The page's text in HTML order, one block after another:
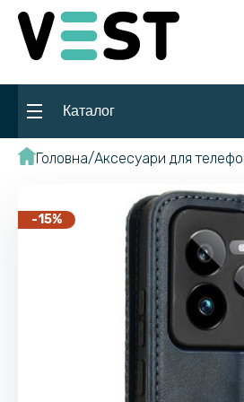
Каталог
Головна Аксесуари для
-15%